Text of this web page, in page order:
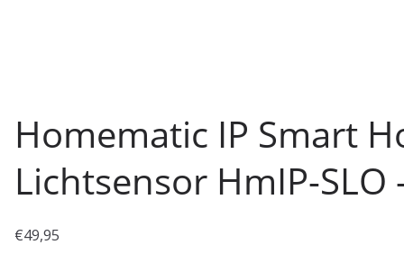
Homematic IP Smart
Lichtsensor HmIP-SLO
€49,95